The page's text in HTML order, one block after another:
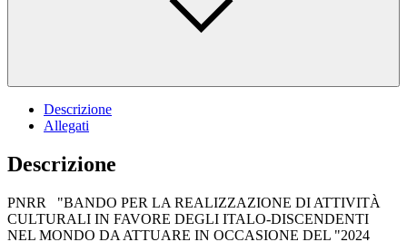
Descrizione
Allegati
Descrizione
PNRR "BANDO PER LA REALIZZAZIONE DI ATTIVITÀ
CULTURALI IN FAVORE DEGLI ITALO-DISCENDENTI
NEL MONDO DA ATTUARE IN OCCASIONE DEL "2024